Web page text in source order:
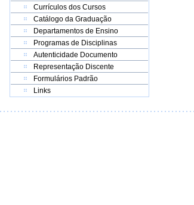
Currículos dos Cursos
Catálogo da Graduação
Departamentos de Ensino
Programas de Disciplinas
Autenticidade Documento
Representação Discente
Formulários Padrão
Links